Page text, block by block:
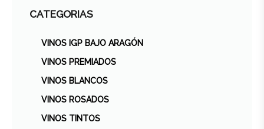
CATEGORIAS
VINOS IGP BAJO ARAGÓN
VINOS PREMIADOS
VINOS BLANCOS
VINOS ROSADOS
VINOS TINTOS